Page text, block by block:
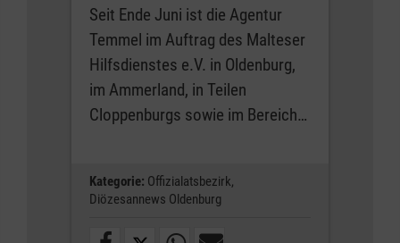
Seit Ende Juni ist die Agentur
Temmel im Auftrag des Malteser
Hilfsdienstes e.V. in Oldenburg,
im Ammerland, in Teilen
Cloppenburgs sowie im Bereich…
Kategorie: Offizialatsbezirk,
Diözesannews Oldenburg